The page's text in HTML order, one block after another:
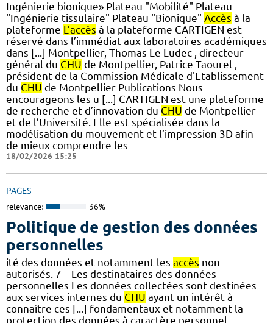
Ingénierie bionique» Plateau "Mobilité" Plateau
"Ingénierie tissulaire" Plateau "Bionique" Accès à la
plateforme L’accès à la plateforme CARTIGEN est
réservé dans l’immédiat aux laboratoires académiques
dans [...] Montpellier, Thomas Le Ludec , directeur
général du CHU de Montpellier, Patrice Taourel ,
président de la Commission Médicale d'Etablissement
du CHU de Montpellier Publications Nous
encourageons les u [...] CARTIGEN est une plateforme
de recherche et d’innovation du CHU de Montpellier
et de l’Université. Elle est spécialisée dans la
modélisation du mouvement et l’impression 3D afin
de mieux comprendre les
18/02/2026 15:25
PAGES
relevance: 36%
Politique de gestion des données
personnelles
ité des données et notamment les accès non
autorisés. 7 – Les destinataires des données
personnelles Les données collectées sont destinées
aux services internes du CHU ayant un intérêt à
connaître ces [...] fondamentaux et notamment la
protection des données à caractère personnel